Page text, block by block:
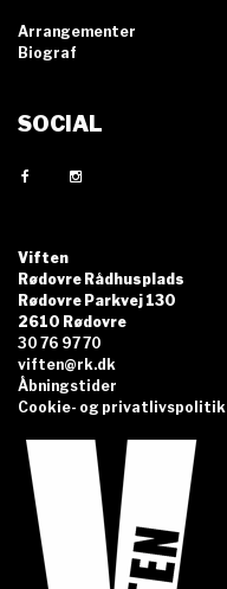
Arrangementer
Biograf
SOCIAL
Viften
Rødovre Rådhusplads
Rødovre Parkvej 130
2610 Rødovre
30 76 97 70
viften@rk.dk
Åbningstider
Cookie- og privatlivspolitik